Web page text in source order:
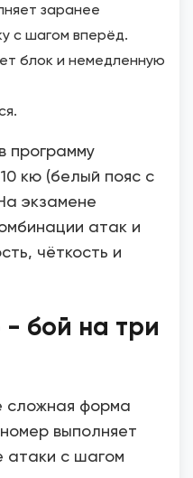
заранее
с шагом вперёд.
блок и немедленную
программу
кю (белый пояс с
экзамене
атак и
чёткость и
- бой на три
сложная форма
выполняет
атаки с шагом